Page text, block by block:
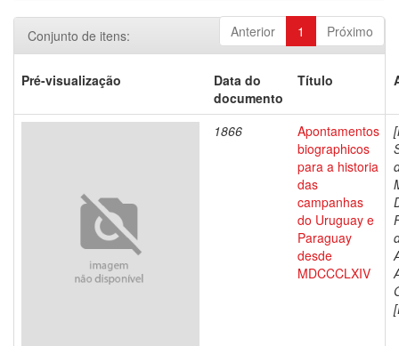
Anterior 1 Próximo
Conjunto de itens:
Pré-visualização
Data do
documento
Título
1866
Apontamentos
biographicos
para a historia
das
campanhas
do Uruguay e
Paraguay
desde
MDCCCLXIV